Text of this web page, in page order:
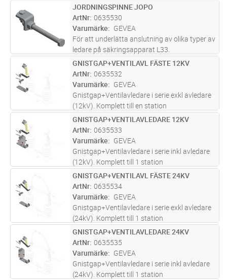
FP Lägg i kundvagn
JORDNINGSPINNE JOPO
ArtNr 0635530
Varumärke
GEVEA
För att underlätta anslutning av olika typer av
ledare på säkringsapparat L33.
Jordningspinne JOPO för arbetsjordning på
ovansidan av säkringsapparater.
FP Lägg i kundvagn
GNISTGAP+VENTILAVL FÄSTE 12KV
ArtNr 0635532
Varumärke
GEVEA
Gnistgap+Ventilavledare i serie exkl avledare
(12kV). Komplett till en station
FP Lägg i kundvagn
GNISTGAP+VENTILAVLEDARE 12KV
ArtNr 0635533
Varumärke
GEVEA
Gnistgap+Ventilavledare i serie inkl avledare
(12kV). Komplett till 1 station
FP Lägg i kundvagn
GNISTGAP+VENTILAVL FÄSTE 24KV
ArtNr 0635534
Varumärke
GEVEA
Gnistgap+Ventilavledare i serie exkl avledare
(24kV). Komplett till 1 station
FP Lägg i kundvagn
GNISTGAP+VENTILAVLEDARE 24KV
ArtNr 0635535
Varumärke
GEVEA
Gnistgap+Ventilavledare i serie inkl avledare
(24kV). Komplett till 1 station